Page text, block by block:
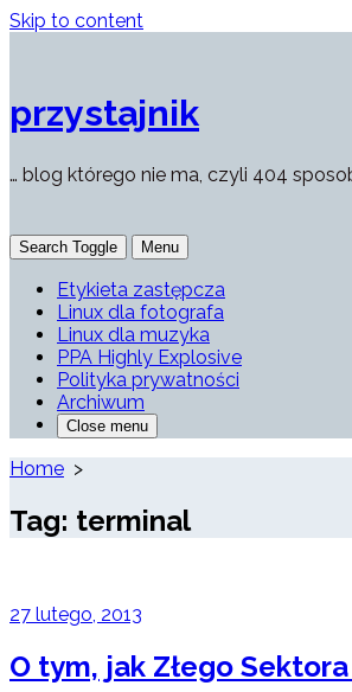
Skip to content
przystajnik
… blog którego nie ma, czyli 404
Search Toggle Menu
Etykieta zastępcza
Linux dla fotografa
Linux dla muzyka
PPA Highly Explosive
Polityka prywatności
Archiwum
Close menu
Home >
Tag: terminal
27 lutego, 2013
O tym, jak Złego